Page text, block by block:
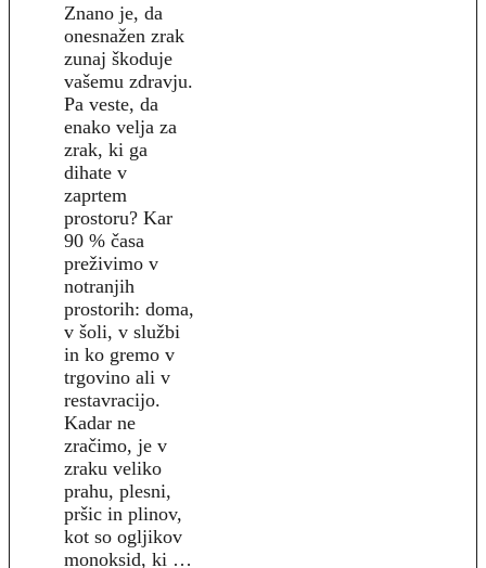
Znano je, da
onesnažen zrak
zunaj škoduje
vašemu zdravju.
Pa veste, da
enako velja za
zrak, ki ga
dihate v
zaprtem
prostoru? Kar
90 % časa
preživimo v
notranjih
prostorih: doma,
v šoli, v službi
in ko gremo v
trgovino ali v
restavracijo.
Kadar ne
zračimo, je v
zraku veliko
prahu, plesni,
pršic in plinov,
kot so ogljikov
monoksid, ki …